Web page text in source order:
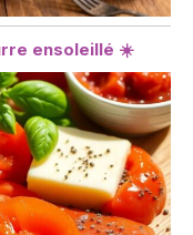
ensoleillé ☀️